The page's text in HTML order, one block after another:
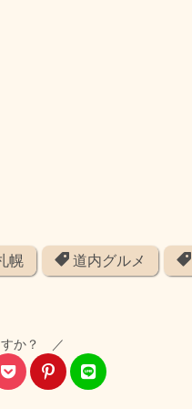
幌 道内グルメ
か？ ／